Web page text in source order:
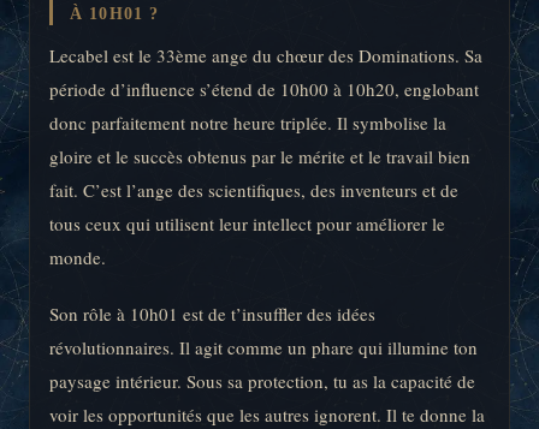
À 10H01 ?
Lecabel est le 33ème ange du chœur des Dominations. Sa
période d’influence s’étend de 10h00 à 10h20, englobant
donc parfaitement notre heure triplée. Il symbolise la
gloire et le succès obtenus par le mérite et le travail bien
fait. C’est l’ange des scientifiques, des inventeurs et de
tous ceux qui utilisent leur intellect pour améliorer le
monde.
Son rôle à 10h01 est de t’insuffler des idées
révolutionnaires. Il agit comme un phare qui illumine ton
paysage intérieur. Sous sa protection, tu as la capacité de
voir les opportunités que les autres ignorent. Il te donne la